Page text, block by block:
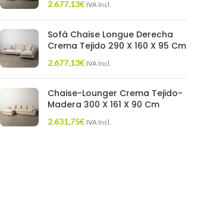
2.677,13€ IVA Incl.
Sofá Chaise Longue Derecha
Crema Tejido 290 X 160 X 95 Cm
2.677,13€ IVA Incl.
Chaise-Lounger Crema Tejido-
Madera 300 X 161 X 90 Cm
2.631,75€ IVA Incl.